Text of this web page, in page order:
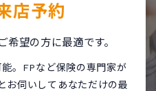
店予約
希望の方に最適です。
。FPなど保険の専門家が
お伺いしてあなただけの最